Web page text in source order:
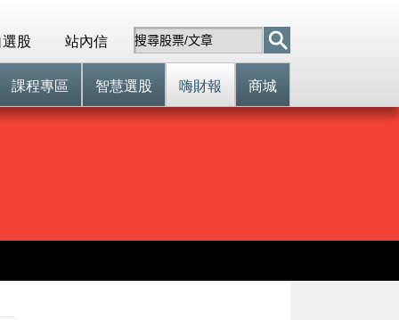
站內信
股
課程專區 智慧選股 嗨財報 商城